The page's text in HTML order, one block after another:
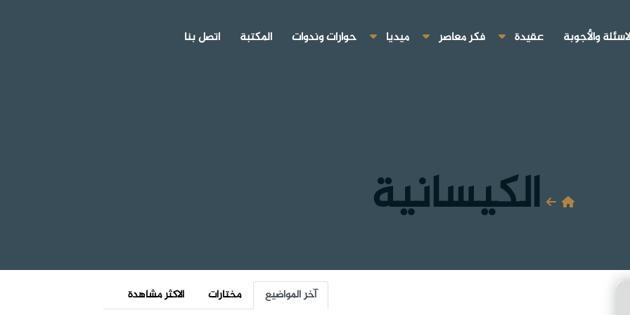
والأجوبة عقيدة فكر معاصر ميديا حوارات وندوات المكتبة اتصل بنا
الكيسانية
آخر المواضيع مختارات
الاكثر مشاهدة